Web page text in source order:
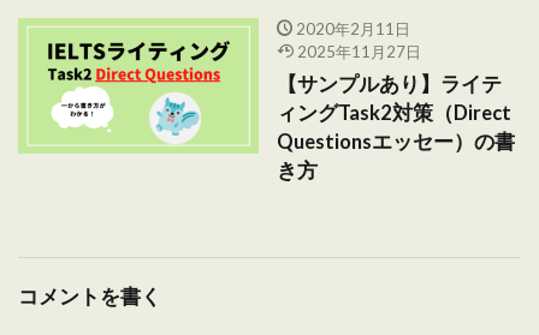
2020年2月11日
2025年11月27日
【サンプルあり】ライテ
ィングTask2対策（Direct
Questionsエッセー）の書
き方
コメントを書く